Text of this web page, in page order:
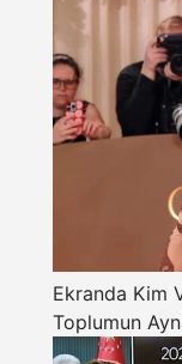
Ekranda Kim
Toplumun